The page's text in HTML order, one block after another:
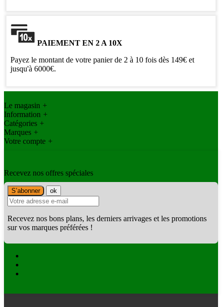
PAIEMENT EN 2 A 10X
Payez le montant de votre panier de 2 à 10 fois dès 149€ et
jusqu'à 6000€.
Le magasin +
Information +
Catégories +
Marques +
Votre compte +
Recevez nos offres spéciales
Recevez nos bons plans, les derniers arrivages et les promotions
sur vos marques préférées !